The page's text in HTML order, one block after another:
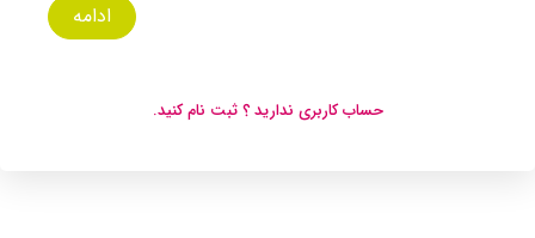
ادامه
حساب کاربری ندارید ؟ ثبت نام کنید.